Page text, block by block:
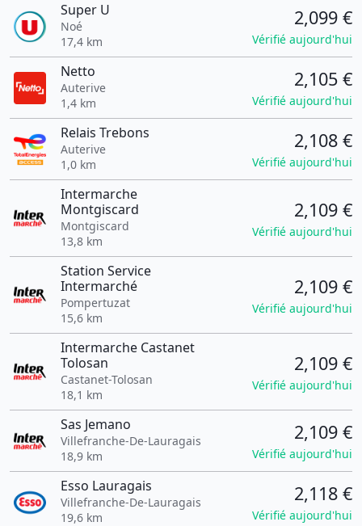
Super U
Noé
17,4 km
2,099 €
Vérifié aujourd'hui
Netto
Auterive
1,4 km
2,105 €
Vérifié aujourd'hui
Relais Trebons
Auterive
1,0 km
2,108 €
Vérifié aujourd'hui
Intermarche
Montgiscard
Montgiscard
13,8 km
2,109 €
Vérifié aujourd'hui
Station Service
Intermarché
Pompertuzat
15,6 km
2,109 €
Vérifié aujourd'hui
Intermarche Castanet
Tolosan
Castanet-Tolosan
18,1 km
2,109 €
Vérifié aujourd'hui
Sas Jemano
Villefranche-De-Lauragais
18,9 km
2,109 €
Vérifié aujourd'hui
Esso Lauragais
Villefranche-De-Lauragais
19,6 km
2,118 €
Vérifié aujourd'hui